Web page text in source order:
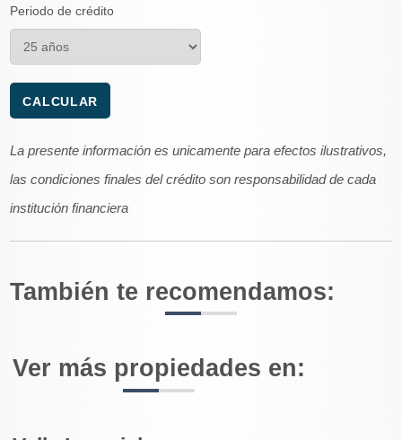
Periodo de crédito
La presente información es unicamente para efectos ilustrativos,
las condiciones finales del crédito son responsabilidad de cada
institución financiera
También te recomendamos:
Ver más propiedades en: